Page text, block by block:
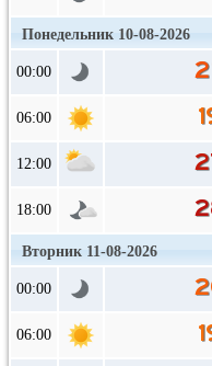
Понедельник 10-08-2026
00:00
06:00
12:00
18:00
Вторник 11-08-2026
00:00
06:00